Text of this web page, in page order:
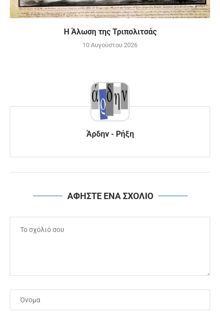
Η Άλωση της Τριπολιτσάς
10 Αυγούστου 2026
Άρδην - Ρήξη
ΑΦΗΣΤΕ ΕΝΑ ΣΧΟΛΙΟ